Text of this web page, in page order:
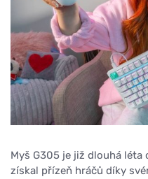
Myš G305 je již dlouhá
získal přízeň hráčů díky